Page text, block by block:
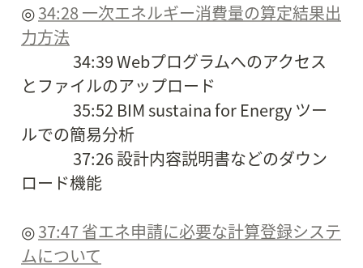
◎ 34:28 一次エネルギー消費量の算定結果出
力方法
34:39 Webプログラムへのアクセス
とファイルのアップロード
35:52 BIM sustaina for Energy ツー
ルでの簡易分析
37:26 設計内容説明書などのダウン
ロード機能
◎ 37:47 省エネ申請に必要な計算登録システ
ムについて